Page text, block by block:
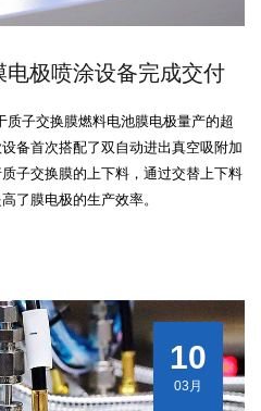
极喷涂设备完成交付
子交换膜燃料电池膜电极量产的超
备首次搭配了双自动进出真空吸附加
子交换膜的上下料，通过交替上下料
了膜电极的生产效率。
10
03月